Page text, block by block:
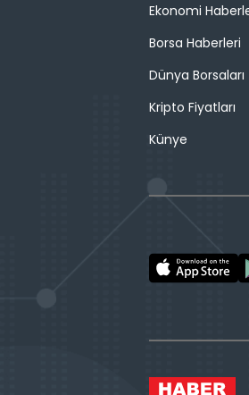
Ekonomi
Borsa Haberleri
Dünya Borsaları
Kripto Fiyatları
Künye